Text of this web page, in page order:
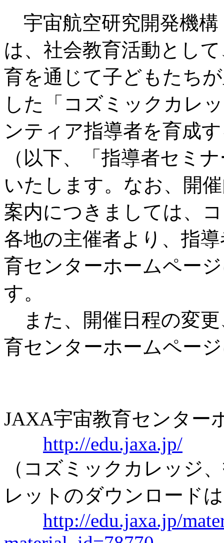
宇宙航空研究開発機構
は、社会教育活動とし
育を通じて子どもたち
した「コズミックカレ
ンティア指導者を育成
（以下、「指導者セミ
いたします。なお、開
案内につきましては、
各地の主催者より、指
育センターホームペー
す。
また、開催日程の変更
育センターホームペー
JAXA宇宙教育センタ
http://edu.jaxa.jp/
（コズミックカレッジ
レットのダウンロード
http://edu.jaxa.jp/